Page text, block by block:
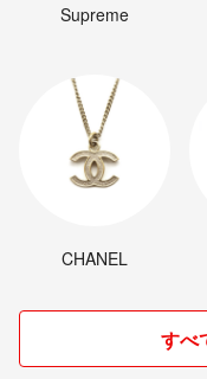
Supreme
CHANEL
すべ